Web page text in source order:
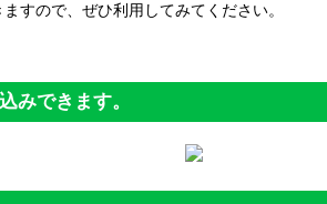
すので、ぜひ利用してみてください。
みできます。